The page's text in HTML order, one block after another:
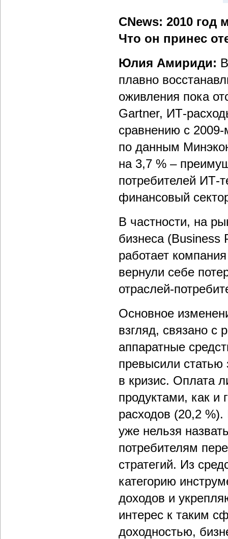
CNews: 2010 год
Что он принес
Юлия Амириди:
плавно
оживления пока
Gartner, ИТ-
сравнению с
по данным
на 3,7 % –
потребителей ИТ-
финансовый
В частности, на
бизнеса
работает
вернули себе
отраслей-
Основное
взгляд, связано с
аппаратные
превысили
в кризис. Оплата
продуктами, как и
расходов (20,2
уже нельзя
потребителям
стратегий. Из
категорию
доходов и
интерес к таким
доходностью,